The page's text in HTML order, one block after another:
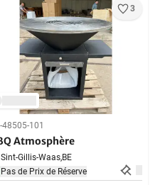
3
48505-101
Atmosphère
Sint-Gillis-Waas,BE
Pas de Prix de Réserve